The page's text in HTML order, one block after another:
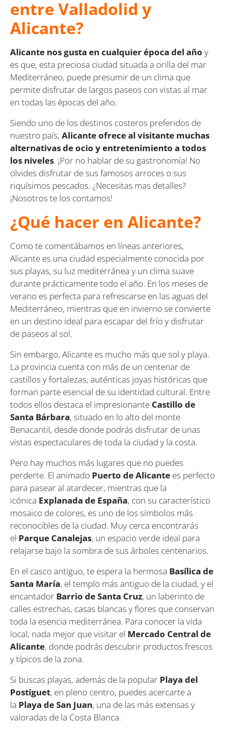
entre Valladolid y
Alicante?
Alicante nos gusta en cualquier época del año y
es que, esta preciosa ciudad situada a orilla del mar
Mediterráneo, puede presumir de un clima que
permite disfrutar de largos paseos con vistas al mar
en todas las épocas del año.
Siendo uno de los destinos costeros preferidos de
nuestro país, Alicante ofrece al visitante muchas
alternativas de ocio y entretenimiento a todos
los niveles. ¡Por no hablar de su gastronomía! No
olvides disfrutar de sus famosos arroces o sus
riquísimos pescados. ¿Necesitas mas detalles?
¡Nosotros te los contamos!
¿Qué hacer en Alicante?
Como te comentábamos en líneas anteriores,
Alicante es una ciudad especialmente conocida por
sus playas, su luz mediterránea y un clima suave
durante prácticamente todo el año. En los meses de
verano es perfecta para refrescarse en las aguas del
Mediterráneo, mientras que en invierno se convierte
en un destino ideal para escapar del frío y disfrutar
de paseos al sol.
Sin embargo, Alicante es mucho más que sol y playa.
La provincia cuenta con más de un centenar de
castillos y fortalezas, auténticas joyas históricas que
forman parte esencial de su identidad cultural. Entre
todos ellos destaca el impresionante Castillo de
Santa Bárbara, situado en lo alto del monte
Benacantil, desde donde podrás disfrutar de unas
vistas espectaculares de toda la ciudad y la costa.
Pero hay muchos más lugares que no puedes
perderte. El animado Puerto de Alicante es perfecto
para pasear al atardecer, mientras que la
icónica Explanada de España, con su característico
mosaico de colores, es uno de los símbolos más
reconocibles de la ciudad. Muy cerca encontrarás
el Parque Canalejas, un espacio verde ideal para
relajarse bajo la sombra de sus árboles centenarios.
En el casco antiguo, te espera la hermosa Basílica de
Santa María, el templo más antiguo de la ciudad, y el
encantador Barrio de Santa Cruz, un laberinto de
calles estrechas, casas blancas y flores que conservan
toda la esencia mediterránea. Para conocer la vida
local, nada mejor que visitar el Mercado Central de
Alicante, donde podrás descubrir productos frescos
y típicos de la zona.
Si buscas playas, además de la popular Playa del
Postiguet, en pleno centro, puedes acercarte a
la Playa de San Juan, una de las más extensas y
valoradas de la Costa Blanca.